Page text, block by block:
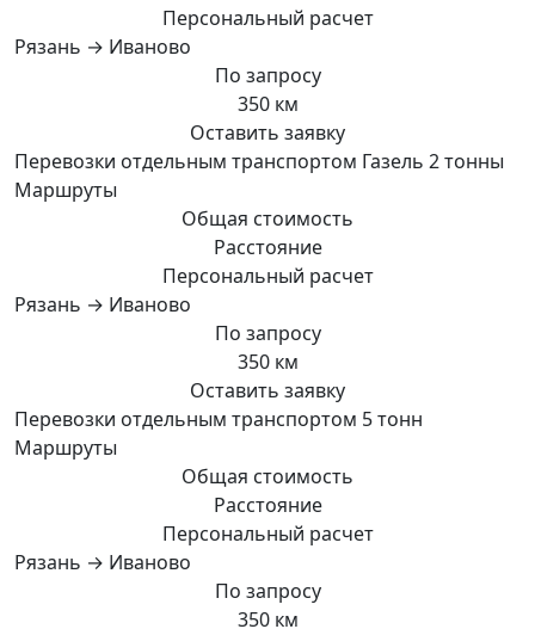
Персональный расчет
Рязань → Иваново
По запросу
350 км
Оставить заявку
Перевозки отдельным транспортом Газель 2 тонны
Маршруты
Общая стоимость
Расстояние
Персональный расчет
Рязань → Иваново
По запросу
350 км
Оставить заявку
Перевозки отдельным транспортом 5 тонн
Маршруты
Общая стоимость
Расстояние
Персональный расчет
Рязань → Иваново
По запросу
350 км